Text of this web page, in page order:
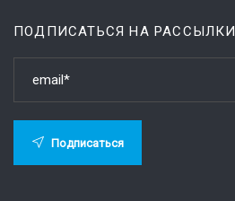
ПОДПИСАТЬСЯ НА РАССЫЛКИ
Подписаться